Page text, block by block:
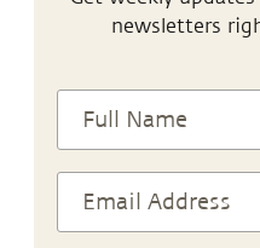
newsletters